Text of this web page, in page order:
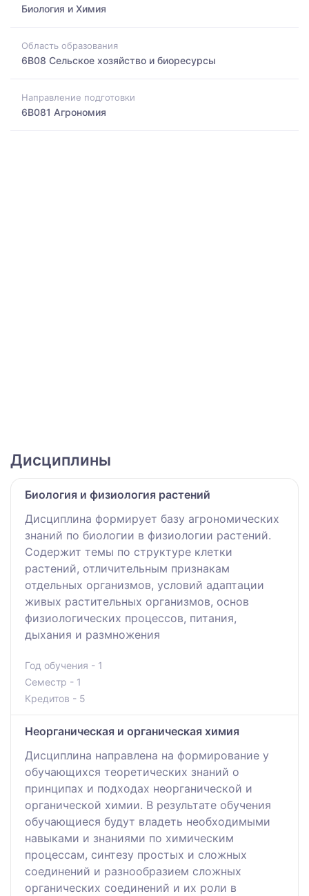
Биология и Химия
Область образования
6B08 Сельское хозяйство и биоресурсы
Направление подготовки
6B081 Агрономия
Дисциплины
Биология и физиология растений
Дисциплина формирует базу агрономических
знаний по биологии в физиологии растений.
Содержит темы по структуре клетки
растений, отличительным признакам
отдельных организмов, условий адаптации
живых растительных организмов, основ
физиологических процессов, питания,
дыхания и размножения
Год обучения - 1
Семестр - 1
Кредитов - 5
Неорганическая и органическая химия
Дисциплина направлена на формирование у
обучающихся теоретических знаний о
принципах и подходах неорганической и
органической химии. В результате обучения
обучающиеся будут владеть необходимыми
навыками и знаниями по химическим
процессам, синтезу простых и сложных
соединений и разнообразием сложных
органических соединений и их роли в